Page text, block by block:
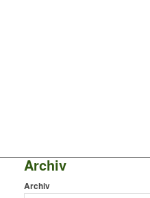
Archiv
Archiv